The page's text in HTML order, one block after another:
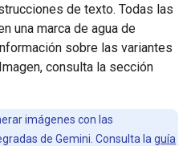
de texto. Todas las
una marca de agua de
sobre las variantes
consulta la sección
imágenes con las
de Gemini. Consulta la guía